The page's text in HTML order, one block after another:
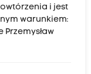
i jest
warunkiem: